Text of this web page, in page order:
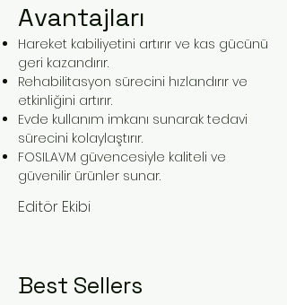
Avantajları
Hareket kabiliyetini artırır ve kas gücünü
geri kazandırır.
Rehabilitasyon sürecini hızlandırır ve
etkinliğini artırır.
Evde kullanım imkanı sunarak tedavi
sürecini kolaylaştırır.
FOSILAVM güvencesiyle kaliteli ve
güvenilir ürünler sunar.
Editör Ekibi
Best Sellers